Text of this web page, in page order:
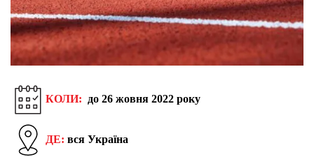
КОЛИ: до 26 жовня 2022 року
ДЕ: вся Україна